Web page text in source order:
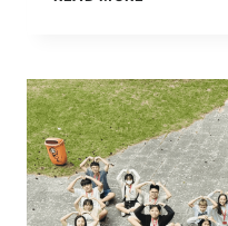
暨
常
春
藤
名
校